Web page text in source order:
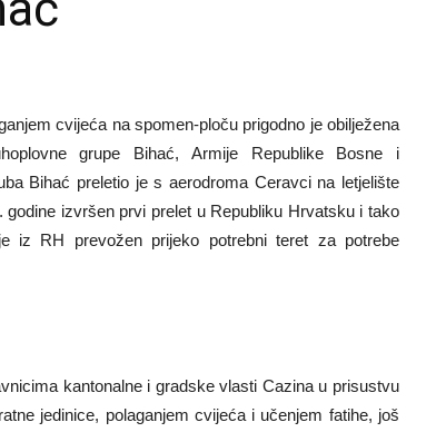
cvijeća na spomen-ploču prigodno je obilježena
grupe Bihać, Armije Republike Bosne i
Bihać preletio je s aerodroma Ceravci na letjelište
izvršen prvi prelet u Republiku Hrvatsku i tako
iz RH prevožen prijeko potrebni teret za potrebe
kantonalne i gradske vlasti Cazina u prisustvu
jedinice, polaganjem cvijeća i učenjem fatihe, još